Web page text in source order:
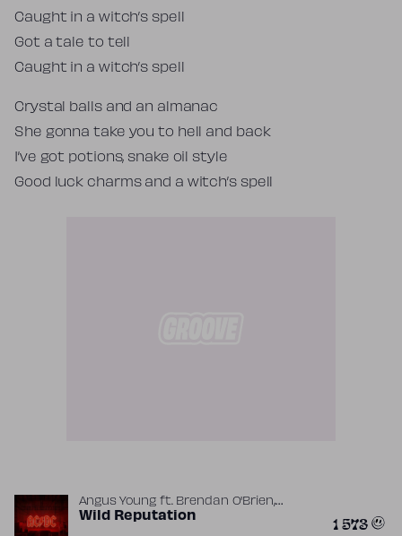
Caught in a witch’s spell
Got a tale to tell
Caught in a witch’s spell
Crystal balls and an almanac
She gonna take you to hell and back
I’ve got potions, snake oil style
Good luck charms and a witch’s spell
Angus Youngft. Brendan O'Brien,
Malcolm Young
Wild Reputation 1 573